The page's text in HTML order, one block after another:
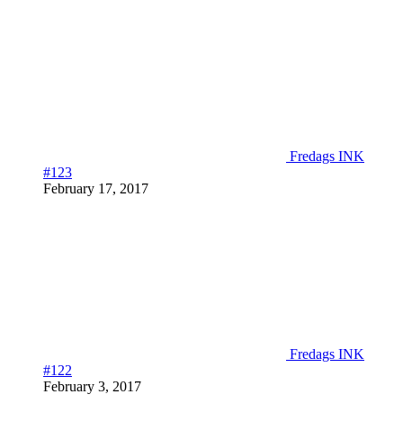
Fredags INK
#123
February 17, 2017
Fredags INK
#122
February 3, 2017